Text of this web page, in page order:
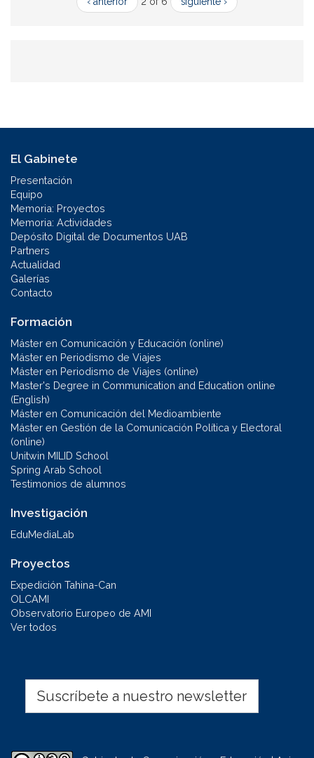
El Gabinete
Presentación
Equipo
Memoria: Proyectos
Memoria: Actividades
Depósito Digital de Documentos UAB
Partners
Actualidad
Galerías
Contacto
Formación
Máster en Comunicación y Educación (online)
Máster en Periodismo de Viajes
Máster en Periodismo de Viajes (online)
Master's Degree in Communication and Education online
(English)
Máster en Comunicación del Medioambiente
Máster en Gestión de la Comunicación Política y Electoral
(online)
Unitwin MILID School
Spring Arab School
Testimonios de alumnos
Investigación
EduMediaLab
Proyectos
Expedición Tahina-Can
OLCAMI
Observatorio Europeo de AMI
Ver todos
Suscríbete a nuestro newsletter